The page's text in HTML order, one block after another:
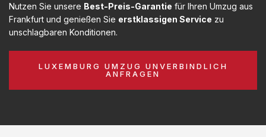
Nutzen Sie unsere Best-Preis-Garantie für Ihren Umzug aus
Frankfurt und genießen Sie erstklassigen Service zu
unschlagbaren Konditionen.
LUXEMBURG UMZUG UNVERBINDLICH
ANFRAGEN